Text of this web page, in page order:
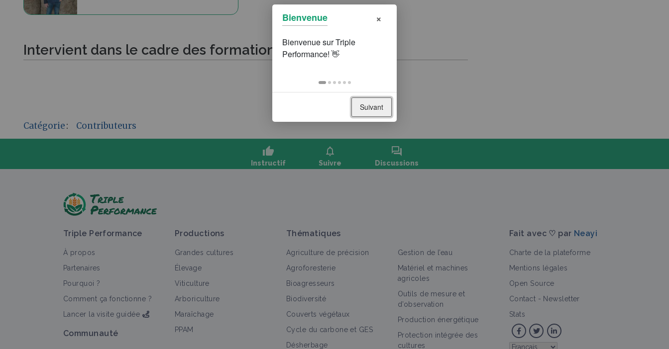
Intervient dans le cadre des formations suivantes
Catégorie: Contributeurs
thumb_up
Instructif
notifications
Suivre
forum
Discussions
Tout Retour d'expérience >
Amélioration de la structure du sol grâce à
des prébiotiques
Retour d'expérience
Triple Performance
À propos
Partenaires
Pourquoi ?
Comment ça fonctionne ?
Lancer la visite guidée
Communauté
Productions
Grandes cultures
Élevage
Viticulture
Arboriculture
Maraîchage
PPAM
Thématiques
Agriculture de précision
Agroforesterie
Bioagresseurs
Biodiversité
Couverts végétaux
Cycle du carbone et GES
Désherbage
Gestion de l’eau
Matériel et machines
agricoles
Outils de mesure et
d’observation
Production énergétique
Protection intégrée des
cultures
Fait avec ♡ par Neayi
Charte de la plateforme
Mentions légales
Open Source
Contact - Newsletter
Stats
Bienvenue ×
Suivant